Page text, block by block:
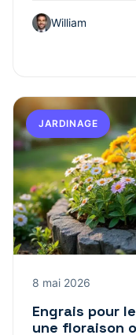
William
JARDINAGE
8 mai 2026
Engrais pour
une floraison